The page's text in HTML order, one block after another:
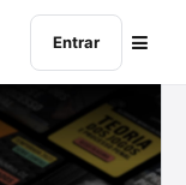
Entrar